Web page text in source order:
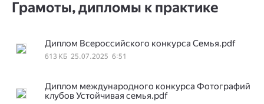
Грамоты, дипломы к практике
Диплом Всероссийского конкурса Семья.pdf
25.07.2025 6:51
613 КБ
Диплом международного конкурса Фотографий
клубов Устойчивая семья.pdf